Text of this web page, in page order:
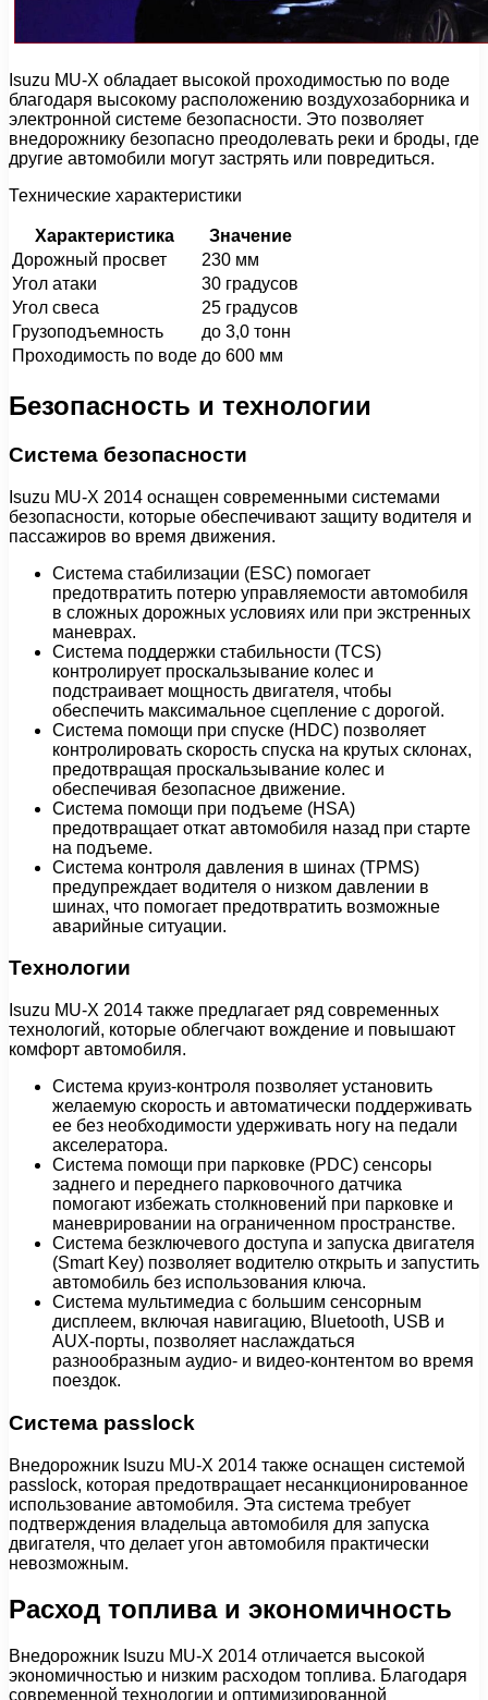
Isuzu MU-X обладает высокой проходимостью по воде
благодаря высокому расположению воздухозаборника и
электронной системе безопасности. Это позволяет
внедорожнику безопасно преодолевать реки и броды, где
другие автомобили могут застрять или повредиться.
Технические характеристики
Характеристика
Значение
Дорожный просвет
230 мм
Угол атаки
30 градусов
Угол свеса
25 градусов
Грузоподъемность
до 3,0 тонн
Проходимость по воде до 600 мм
Безопасность и технологии
Система безопасности
Isuzu MU-X 2014 оснащен современными системами
безопасности, которые обеспечивают защиту водителя и
пассажиров во время движения.
Система стабилизации (ESC) помогает
предотвратить потерю управляемости автомобиля
в сложных дорожных условиях или при экстренных
маневрах.
Система поддержки стабильности (TCS)
контролирует проскальзывание колес и
подстраивает мощность двигателя, чтобы
обеспечить максимальное сцепление с дорогой.
Система помощи при спуске (HDC) позволяет
контролировать скорость спуска на крутых склонах,
предотвращая проскальзывание колес и
обеспечивая безопасное движение.
Система помощи при подъеме (HSA)
предотвращает откат автомобиля назад при старте
на подъеме.
Система контроля давления в шинах (TPMS)
предупреждает водителя о низком давлении в
шинах, что помогает предотвратить возможные
аварийные ситуации.
Технологии
Isuzu MU-X 2014 также предлагает ряд современных
технологий, которые облегчают вождение и повышают
комфорт автомобиля.
Система круиз-контроля позволяет установить
желаемую скорость и автоматически поддерживать
ее без необходимости удерживать ногу на педали
акселератора.
Система помощи при парковке (PDC) сенсоры
заднего и переднего парковочного датчика
помогают избежать столкновений при парковке и
маневрировании на ограниченном пространстве.
Система безключевого доступа и запуска двигателя
(Smart Key) позволяет водителю открыть и запустить
автомобиль без использования ключа.
Система мультимедиа с большим сенсорным
дисплеем, включая навигацию, Bluetooth, USB и
AUX-порты, позволяет наслаждаться
разнообразным аудио- и видео-контентом во время
поездок.
Система passlock
Внедорожник Isuzu MU-X 2014 также оснащен системой
passlock, которая предотвращает несанкционированное
использование автомобиля. Эта система требует
подтверждения владельца автомобиля для запуска
двигателя, что делает угон автомобиля практически
невозможным.
Расход топлива и экономичность
Внедорожник Isuzu MU-X 2014 отличается высокой
экономичностью и низким расходом топлива. Благодаря
современной технологии и оптимизированной